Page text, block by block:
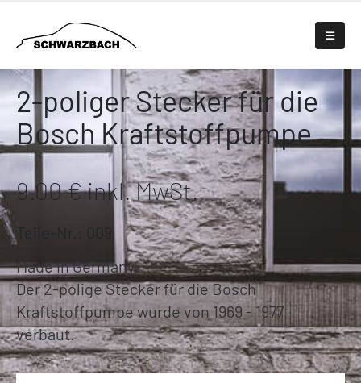
2-poliger Stecker für die
Bosch Kraftstoffpumpe
9.00 € inkl. MwSt.
Teile-Nr.: 009
Made in Germany
Der 2-polige Stecker für die Bosch
Kraftstoffpumpe wurde von 1969 - 1977
verbaut.